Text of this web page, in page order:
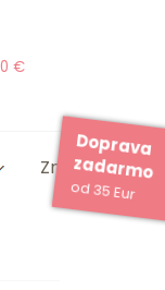
0 €
Doprava
zadarmo
od 35 Eur
Značky